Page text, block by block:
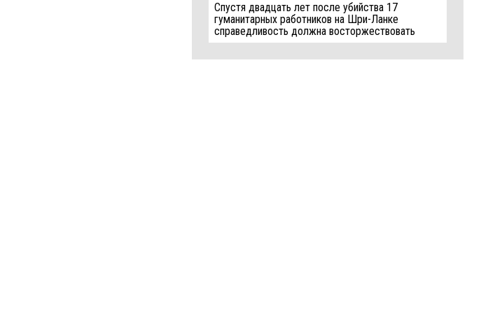
Спустя двадцать лет после убийства 17
гуманитарных работников на Шри-Ланке
справедливость должна восторжествовать